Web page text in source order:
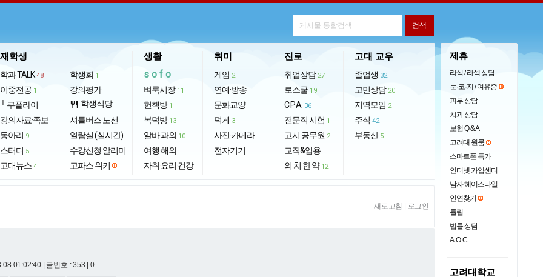
재학생
학과 TALK 48
이중전공 1
└ 쿠플라이
강의자료·족보
동아리 9
스터디 5
고대뉴스 4
학생회 1
강의평가
restaurant 학생식당
셔틀버스 노선
열람실 (실시간)
수강신청 알리미
고파스 위키
생활
sofo
벼룩시장 11
헌책방 1
복덕방 13
알바·과외 10
여행·해외
자취·요리·건강
취미
게임 2
연예·방송
문화교양
덕게 3
사진·카메라
전자기기
진로
취업상담 27
로스쿨 19
CPA 36
전문직 시험 1
고시·공무원 2
교직&임용
의·치·한·약 12
고대 교우
졸업생 32
고민상담 20
지역모임 2
주식 42
부동산 5
새로고침 로그인
08 01:02:40 | 글번호 : 353 | 0
제휴
라식 / 라섹 상담
눈·코·지 / 여유증
피부 상담
치과 상담
보험 Q & A
고려대 원룸
스마트폰 특가
인터넷 가입센터
남자 헤어스타일
인연찾기
튤립
법률 상담
AOC
고려대학교